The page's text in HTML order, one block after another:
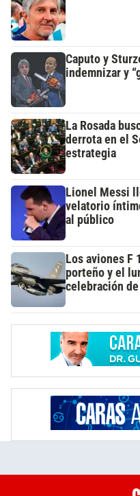
Caputo y
indemnizar y
La Rosada
derrota en el
estrategia
Lionel Messi
velatorio
al público
Los aviones F
porteño y el
celebración